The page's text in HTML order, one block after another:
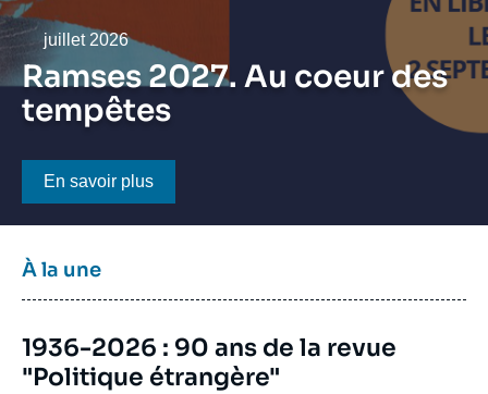
Nous soutenir
Date
juillet 2026
Ramses 2027. Au coeur des
tempêtes
Bouton CTA
En savoir plus
Titre
bloc
la
une
À la une
Image
de
couverture
1936-2026 : 90 ans de la revue
"Politique étrangère"